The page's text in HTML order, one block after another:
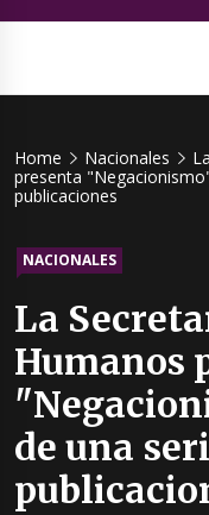
Home Nacionales
presenta
publicaciones
NACIONALES
La
Humanos
de una